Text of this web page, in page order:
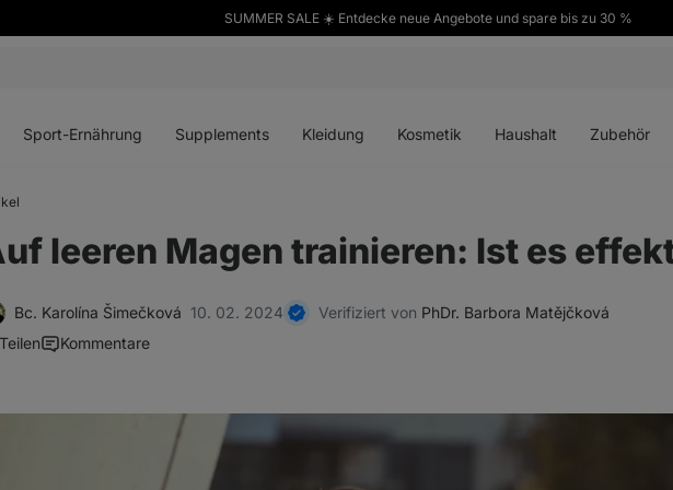
SUMMER SALE ☀️ Entdecke neue Angebote und spare bis zu 30 %
Sport-Ernährung Supplements Kleidung Kosmetik Haushalt Zubehör
leeren Magen trainieren: Ist es
Bc. Karolína Šimečková 10. 02. 2024 Verifiziert von PhDr. Barbora Matějčková
Teilen
Kommentare